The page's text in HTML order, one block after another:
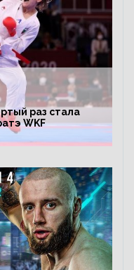
раз стала
WKF